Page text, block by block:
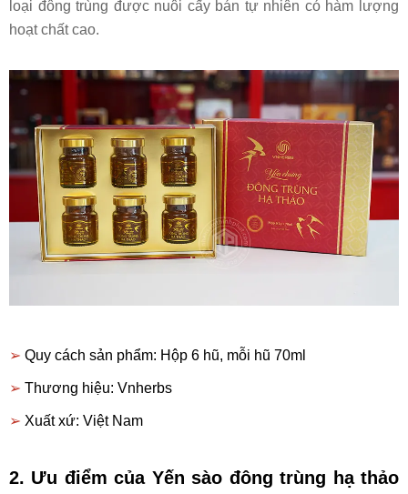
loại đông trùng được nuôi cấy bán tự nhiên có hàm lượng
hoạt chất cao.
➢ Quy cách sản phẩm: Hộp 6 hũ, mỗi hũ 70ml
➢ Thương hiệu: Vnherbs
➢ Xuất xứ: Việt Nam
2. Ưu điểm của Yến sào đông trùng hạ thảo